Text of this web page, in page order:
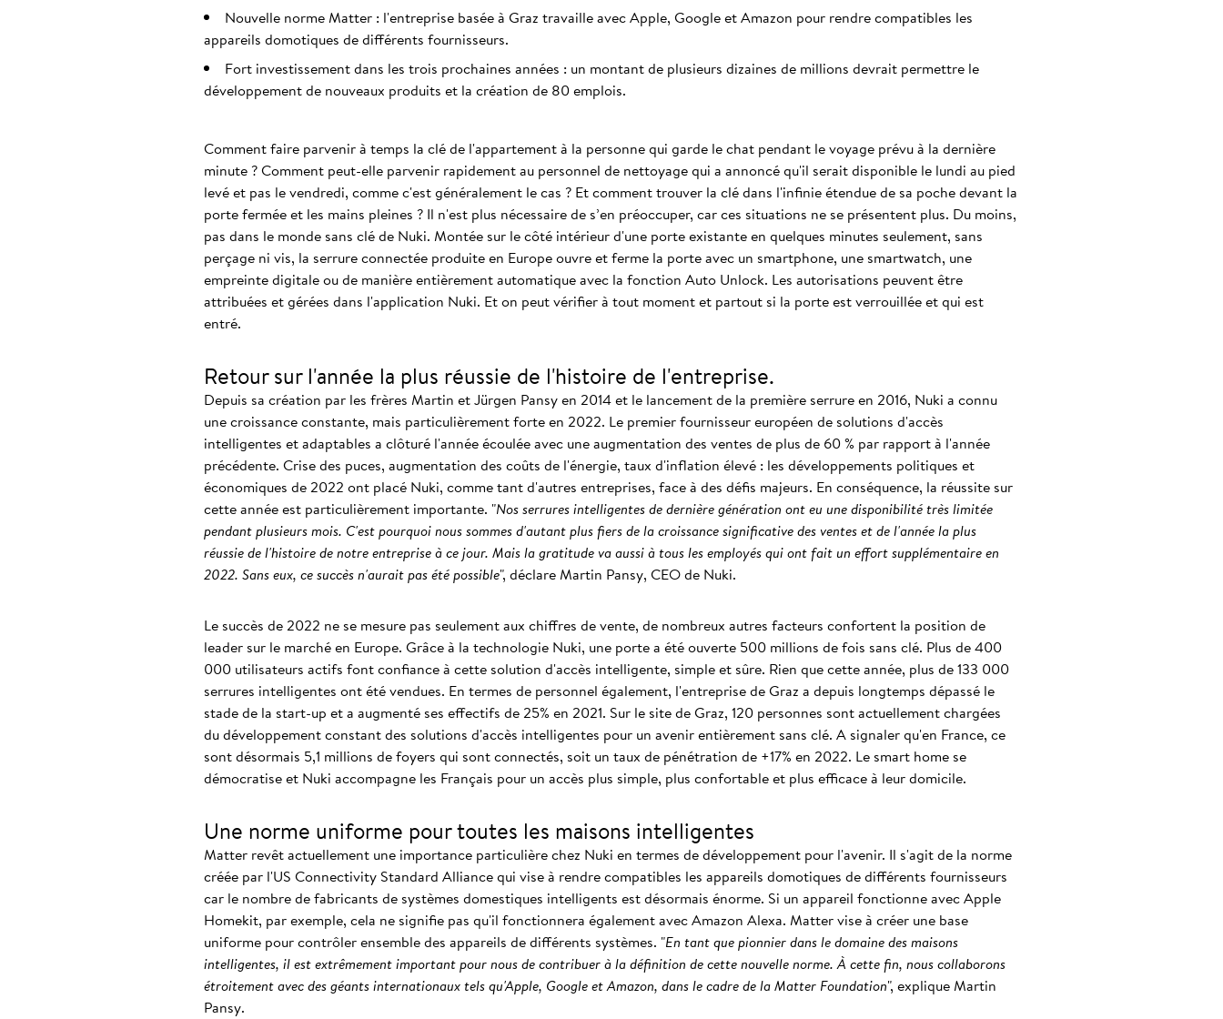
Nouvelle norme Matter : l'entreprise basée à Graz travaille avec Apple, Google et Amazon pour rendre compatibles les
appareils domotiques de différents fournisseurs.
Fort investissement dans les trois prochaines années : un montant de plusieurs dizaines de millions devrait permettre le
développement de nouveaux produits et la création de 80 emplois.
Comment faire parvenir à temps la clé de l'appartement à la personne qui garde le chat pendant le voyage prévu à la dernière
minute ? Comment peut-elle parvenir rapidement au personnel de nettoyage qui a annoncé qu'il serait disponible le lundi au pied
levé et pas le vendredi, comme c'est généralement le cas ? Et comment trouver la clé dans l'infinie étendue de sa poche devant la
porte fermée et les mains pleines ? Il n'est plus nécessaire de s’en préoccuper, car ces situations ne se présentent plus. Du moins,
pas dans le monde sans clé de Nuki. Montée sur le côté intérieur d'une porte existante en quelques minutes seulement, sans
perçage ni vis, la serrure connectée produite en Europe ouvre et ferme la porte avec un smartphone, une smartwatch, une
empreinte digitale ou de manière entièrement automatique avec la fonction Auto Unlock. Les autorisations peuvent être
attribuées et gérées dans l'application Nuki. Et on peut vérifier à tout moment et partout si la porte est verrouillée et qui est
entré.
Retour sur l'année la plus réussie de l'histoire de l'entreprise.
Depuis sa création par les frères Martin et Jürgen Pansy en 2014 et le lancement de la première serrure en 2016, Nuki a connu
une croissance constante, mais particulièrement forte en 2022. Le premier fournisseur européen de solutions d'accès
intelligentes et adaptables a clôturé l'année écoulée avec une augmentation des ventes de plus de 60 % par rapport à l'année
précédente. Crise des puces, augmentation des coûts de l'énergie, taux d'inflation élevé : les développements politiques et
économiques de 2022 ont placé Nuki, comme tant d'autres entreprises, face à des défis majeurs. En conséquence, la réussite sur
cette année est particulièrement importante. "Nos serrures intelligentes de dernière génération ont eu une disponibilité très limitée
pendant plusieurs mois. C'est pourquoi nous sommes d'autant plus fiers de la croissance significative des ventes et de l'année la plus
réussie de l'histoire de notre entreprise à ce jour. Mais la gratitude va aussi à tous les employés qui ont fait un effort supplémentaire en
2022. Sans eux, ce succès n'aurait pas été possible", déclare Martin Pansy, CEO de Nuki.
Le succès de 2022 ne se mesure pas seulement aux chiffres de vente, de nombreux autres facteurs confortent la position de
leader sur le marché en Europe. Grâce à la technologie Nuki, une porte a été ouverte 500 millions de fois sans clé. Plus de 400
000 utilisateurs actifs font confiance à cette solution d'accès intelligente, simple et sûre. Rien que cette année, plus de 133 000
serrures intelligentes ont été vendues. En termes de personnel également, l'entreprise de Graz a depuis longtemps dépassé le
stade de la start-up et a augmenté ses effectifs de 25% en 2021. Sur le site de Graz, 120 personnes sont actuellement chargées
du développement constant des solutions d'accès intelligentes pour un avenir entièrement sans clé. A signaler qu'en France, ce
sont désormais 5,1 millions de foyers qui sont connectés, soit un taux de pénétration de +17% en 2022. Le smart home se
démocratise et Nuki accompagne les Français pour un accès plus simple, plus confortable et plus efficace à leur domicile.
Une norme uniforme pour toutes les maisons intelligentes
Matter revêt actuellement une importance particulière chez Nuki en termes de développement pour l'avenir. Il s'agit de la norme
créée par l'US Connectivity Standard Alliance qui vise à rendre compatibles les appareils domotiques de différents fournisseurs
car le nombre de fabricants de systèmes domestiques intelligents est désormais énorme. Si un appareil fonctionne avec Apple
Homekit, par exemple, cela ne signifie pas qu'il fonctionnera également avec Amazon Alexa. Matter vise à créer une base
uniforme pour contrôler ensemble des appareils de différents systèmes. "En tant que pionnier dans le domaine des maisons
intelligentes, il est extrêmement important pour nous de contribuer à la définition de cette nouvelle norme. À cette fin, nous collaborons
étroitement avec des géants internationaux tels qu'Apple, Google et Amazon, dans le cadre de la Matter Foundation", explique Martin
Pansy.